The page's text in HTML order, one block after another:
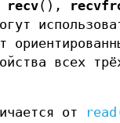
recv(),
всех
от